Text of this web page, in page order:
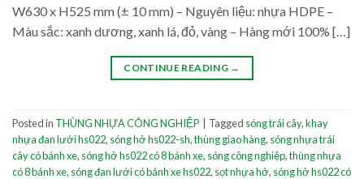
W630 x H525 mm (± 10 mm) – Nguyên liệu: nhựa HDPE –
Màu sắc: xanh dương, xanh lá, đỏ, vàng – Hàng mới 100% […]
CONTINUE READING →
Posted in THÙNG NHỰA CÔNG NGHIỆP Tagged sóng trái cây,khay
nhựa đan lưới hs022, sóng hở hs022-sh,thùng giao hàng, sóng nhựa trái
cây có bánh xe, sóng hở hs022 có 8 bánh xe, sóng công nghiệp,thùng nhựa
có 8 bánh xe, sóng đan lưới có bánh xe hs022, sọt nhựa hở, sóng hở hs022 có